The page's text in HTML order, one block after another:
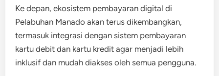
Ke depan, ekosistem pembayaran digital di
Pelabuhan Manado akan terus dikembangkan,
termasuk integrasi dengan sistem pembayaran
kartu debit dan kartu kredit agar menjadi lebih
inklusif dan mudah diakses oleh semua pengguna.